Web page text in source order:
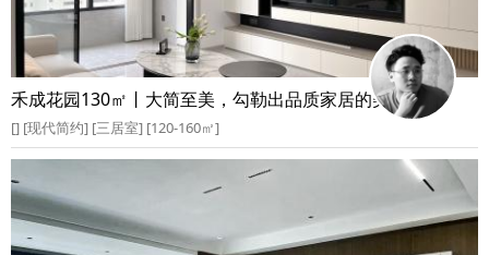
禾成花园130㎡丨大简至美，勾勒出品质家居的美好空间
[] [现代简约] [三居室] [120-160㎡]